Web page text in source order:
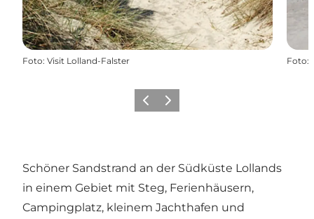
Foto: Visit Lolland-Falster Foto:
ZurückWeiter
Schöner Sandstrand an der Südküste Lollands
in einem Gebiet mit Steg, Ferienhäusern,
Campingplatz, kleinem Jachthafen und